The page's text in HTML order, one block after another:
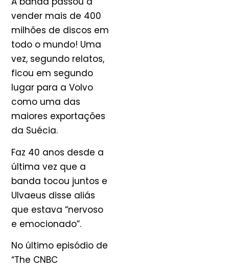
vender mais de 400
milhões de discos em
todo o mundo! Uma
vez, segundo relatos,
ficou em segundo
lugar para a Volvo
como uma das
maiores exportações
da Suécia.
Faz 40 anos desde a
última vez que a
banda tocou juntos e
Ulvaeus disse aliás
que estava “nervoso
e emocionado”.
No último episódio de
“The CNBC